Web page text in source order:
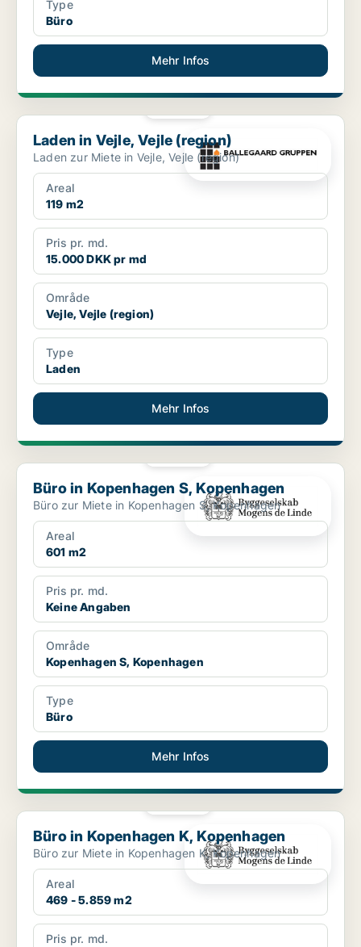
Type
Büro
Mehr Infos
Laden in Vejle, Vejle (region)
Laden in Vejle, Vejle (region)
Laden zur Miete in Vejle, Vejle (region)
Areal
119 m2
Pris pr. md.
15.000 DKK pr md
Område
Vejle, Vejle (region)
Type
Laden
Mehr Infos
Büro in Kopenhagen S, Kopenhagen
Büro in Kopenhagen S, Kopenhagen
Büro zur Miete in Kopenhagen S, Kopenhagen
Areal
601 m2
Pris pr. md.
Keine Angaben
Område
Kopenhagen S, Kopenhagen
Type
Büro
Mehr Infos
Büro in Kopenhagen K, Kopenhagen
Büro in Kopenhagen K, Kopenhagen
Büro zur Miete in Kopenhagen K, Kopenhagen
Areal
469 - 5.859 m2
Pris pr. md.